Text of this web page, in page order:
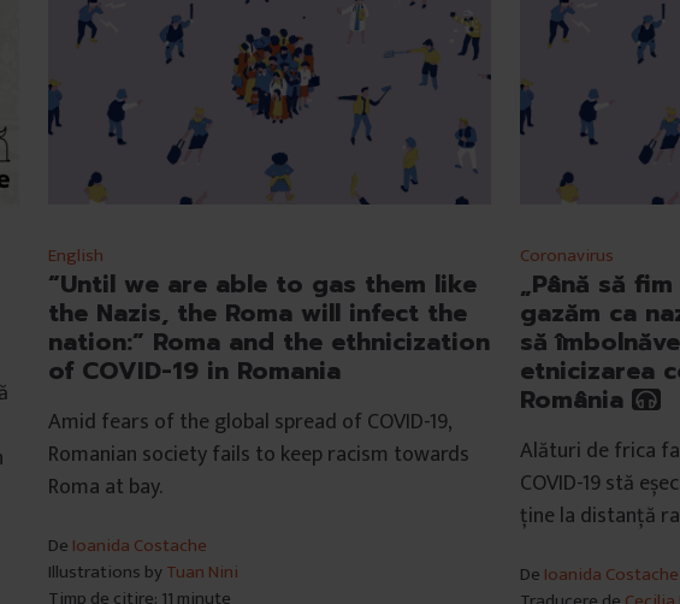
English
“Until we are able to gas them like
the Nazis, the Roma will infect the
nation:” Roma and the ethnicization
of COVID-19 in Romania
Amid fears of the global spread of COVID-19,
Romanian society fails to keep racism towards
Roma at bay.
De Ioanida Costache
Illustrations byTuan Nini
Coronavirus
„Până să
gazăm ca
să
etnicizarea
România
Alături de frica
COVID-19 stă
ține la distanță
De Ioanida Costache